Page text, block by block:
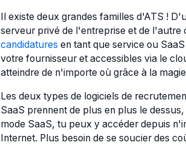
Il existe deux grandes familles d'ATS !
serveur privé de l'entreprise et de l'autre
candidatures en tant que service ou
votre fournisseur et accessibles via le
atteindre de n'importe où grâce à la
Les deux types de logiciels de
SaaS prennent de plus en plus le
mode SaaS, tu peux y accéder depuis
Internet. Plus besoin de se soucier des